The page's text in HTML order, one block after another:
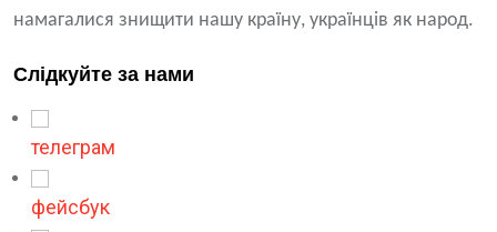
намагалися знищити нашу країну, українців як народ.
Слідкуйте за нами
телеграм
фейсбук